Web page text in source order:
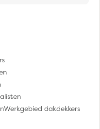
Werkgebied dakdekkers